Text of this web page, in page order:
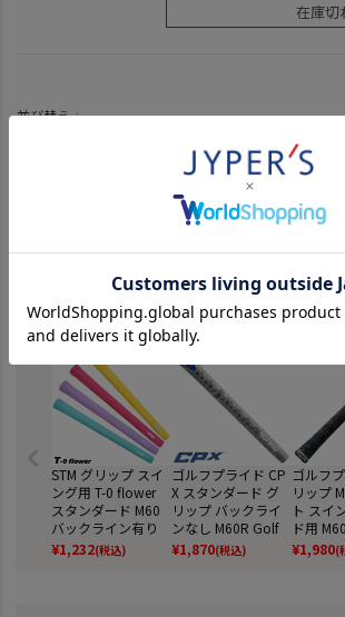
在庫切
並び替え
価格が安い順 価格が高い順
チェック中の商品からのおすす
STM グリップ スイ
ング用 T-0 flower
スタンダード M60
バックライン有り
エスティーエム ゴ
ルフ リペア 日本正
¥1,232(税込)
ゴルフプライド CP
X スタンダード グ
リップ バックライ
ンなし M60R Golf
Pride 日本正規品
¥1,870(税込)
ゴルフ
リップ
ト スイ
ド用
ラインな
モデル
¥1,980(